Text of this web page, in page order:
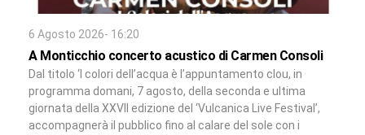
6 Agosto 2026- 16:20
A Monticchio concerto acustico di Carmen Consoli
Dal titolo ‘I colori dell’acqua è l’appuntamento clou, in
programma domani, 7 agosto, della seconda e ultima
giornata della XXVII edizione del ‘Vulcanica Live Festival’,
accompagnerà il pubblico fino al calare del sole con i